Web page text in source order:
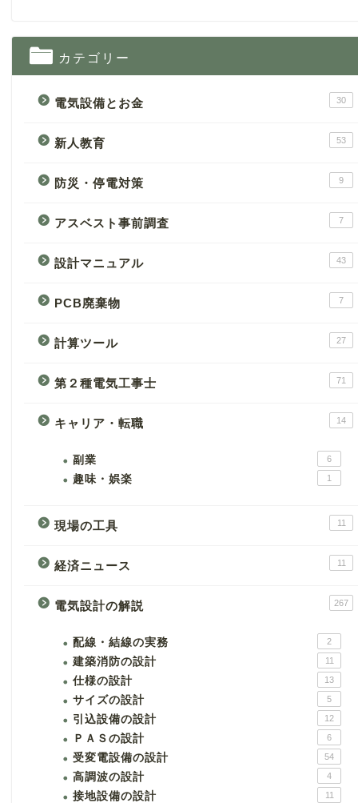
カテゴリー
電気設備とお金 30
新人教育 53
防災・停電対策 9
アスベスト事前調査 7
設計マニュアル 43
PCB廃棄物 7
計算ツール 27
第２種電気工事士 71
キャリア・転職 14
副業 6
趣味・娯楽 1
現場の工具 11
経済ニュース 11
電気設計の解説 267
配線・結線の実務 2
建築消防の設計 11
仕様の設計 13
サイズの設計 5
引込設備の設計 12
ＰＡＳの設計 6
受変電設備の設計 54
高調波の設計 4
接地設備の設計 11